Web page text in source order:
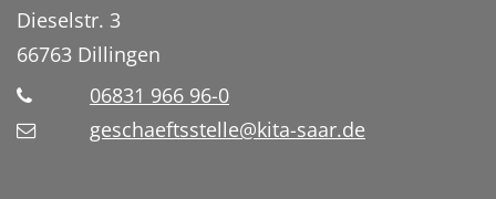
Dieselstr. 3
66763 Dillingen
06831 966 96-0
geschaeftsstelle@kita-saar.de